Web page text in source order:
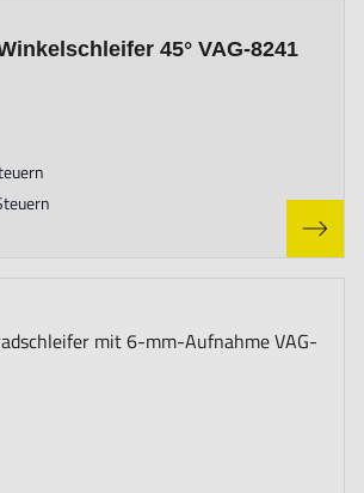
45° VAG-8241
on the options chosen on the product page